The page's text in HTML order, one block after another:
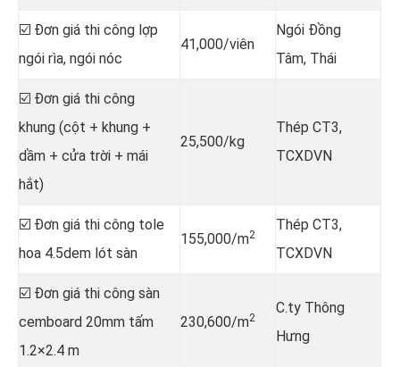
☑️ Đơn giá thi công lợp
ngói rìa, ngói nóc
41,000/viên
Ngói Đồng
Tâm, Thái
☑️ Đơn giá thi công
khung (cột + khung +
dầm + cửa trời + mái
hắt)
25,500/kg
Thép CT3,
TCXDVN
☑️ Đơn giá thi công tole
hoa 4.5dem lót sàn
155,000/m2
Thép CT3,
TCXDVN
☑️ Đơn giá thi công sàn
cemboard 20mm tấm
1.2×2.4 m
230,600/m2
C.ty Thông
Hưng